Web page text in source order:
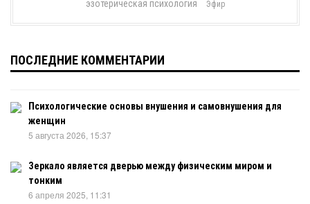
эзотерическая психология
Эфир
ПОСЛЕДНИЕ КОММЕНТАРИИ
Психологические основы внушения и самовнушения для
женщин
5 августа 2026, 15:37
Зеркало является дверью между физическим миром и
тонким
6 апреля 2025, 11:31